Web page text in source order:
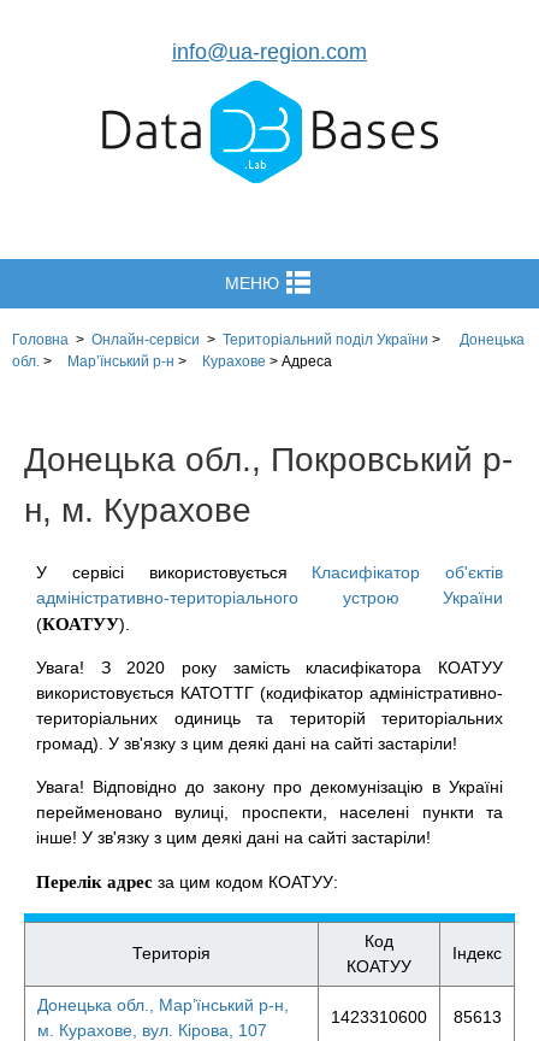
info@ua-region.com
МЕНЮ
Головна > Онлайн-сервіси > Територіальний поділ України >
Донецька
обл. > Мар’їнський р-н > Курахове > Адреса
Донецька обл., Покровський р-
н, м. Курахове
У сервісі використовується Класифікатор об'єктів
адміністративно-територіального устрою України
(КОАТУУ).
Увага! З 2020 року замість класифікатора КОАТУУ
використовується КАТОТТГ (кодифікатор адміністративно-
територіальних одиниць та територій територіальних
громад). У зв'язку з цим деякі дані на сайті застаріли!
Увага! Відповідно до закону про декомунізацію в Україні
перейменовано вулиці, проспекти, населені пункти та
інше! У зв'язку з цим деякі дані на сайті застаріли!
Перелік адрес за цим кодом КОАТУУ:
Територія
Код
КОАТУУ
Індекс
Донецька обл., Мар’їнський р-н,
м. Курахове, вул. Кірова, 107
1423310600 85613